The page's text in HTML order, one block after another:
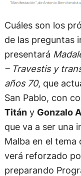
Cuáles son los
de las preguntas
presentará
– Travestis y
años 70, que
San Pablo, con
Titány Gonzalo
que va a ser una
Malba en el tema
verá reforzado
preparando